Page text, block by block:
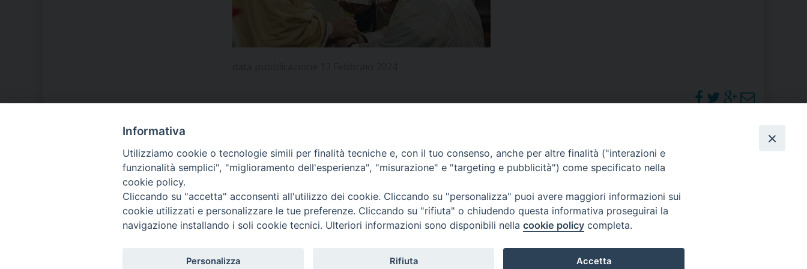
GIORNALINO MINISTRANTI
UFFICIO PER LA PASTORALE FAMILIARE
INDICAZIONI E DOCUMENTI PASTORALE FAMILIARE
UFFICIO PER LA PASTORALE GIOVANILE
UFFICIO PER LA PASTORALE DELLO SPORT E TEMPO LIBERO
UFFICIO PASTORALE CARCERARIA
LA NOSTRA DIOCESI APPUNTAMENTI PHOTOGALLERY
IL VESCOVO MONS. ORAZIO
FRANCESCO PIAZZA
VIDEOGALLERY ORARI S. MESSE
MODULISTICA PODCAST
Informativa
Utilizziamo cookie o tecnologie simili per finalità tecniche e, con il tuo consenso, anche per altre finalità ("interazioni e
funzionalità semplici", "miglioramento dell'esperienza", "misurazione" e "targeting e pubblicità") come specificato nella
cookie policy.
Cliccando su "accetta" acconsenti all'utilizzo dei cookie. Cliccando su "personalizza" puoi avere maggiori informazioni sui
cookie utilizzati e personalizzare le tue preferenze. Cliccando su "rifiuta" o chiudendo questa informativa proseguirai la
navigazione installando i soli cookie tecnici. Ulteriori informazioni sono disponibili nella cookie policy completa.
Personalizza Rifiuta Accetta